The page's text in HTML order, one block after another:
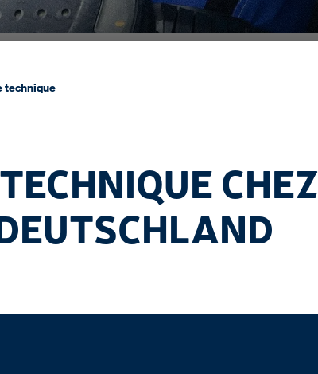
technique
CHEZ